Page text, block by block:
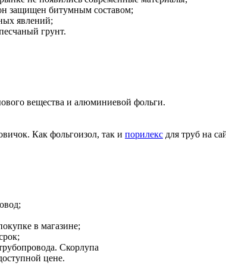
защищен битумным составом;
явлений;
грунт.
вещества и алюминиевой фольги.
Как фольгоизол, так и порилекс для труб на
в магазине;
Скорлупа
цене.